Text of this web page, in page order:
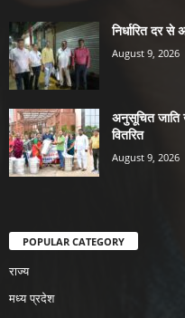
निर्धारित दर
August 9, 2026
अनुसूचित जाति
वितरित
August 9, 2026
POPULAR CATEGORY
राज्य
मध्य प्रदेश